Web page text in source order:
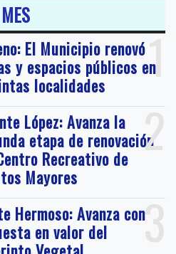
1
El Municipio renovó
y espacios públicos en
localidades
2
López: Avanza la
etapa de renovación
Recreativo de
Mayores
3
Hermoso: Avanza con
en valor del